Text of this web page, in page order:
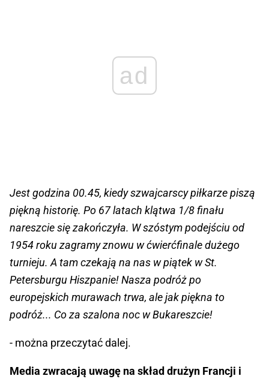
ad
Jest godzina 00.45, kiedy szwajcarscy piłkarze piszą
piękną historię. Po 67 latach klątwa 1/8 finału
nareszcie się zakończyła. W szóstym podejściu od
1954 roku zagramy znowu w ćwierćfinale dużego
turnieju. A tam czekają na nas w piątek w St.
Petersburgu Hiszpanie! Nasza podróż po
europejskich murawach trwa, ale jak piękna to
podróż... Co za szalona noc w Bukareszcie!
- można przeczytać dalej.
Media zwracają uwagę na skład drużyn Francji i